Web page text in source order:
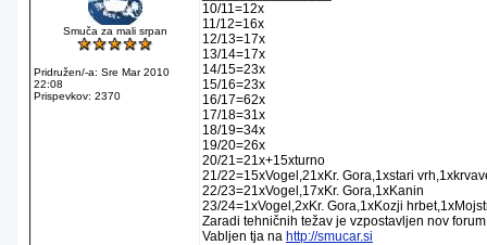
Smuča za mali srpan
Pridružen/-a: Sre Mar 2010
22:08
Prispevkov: 2370
10/11=12x
11/12=16x
12/13=17x
13/14=17x
14/15=23x
15/16=23x
16/17=62x
17/18=31x
18/19=34x
19/20=26x
20/21=21x+15xturno
21/22=15xVogel,21xKr. Gora,1xstari
22/23=21xVogel,17xKr. Gora,1xKanin
23/24=1xVogel,2xKr. Gora,1xKozji
Zaradi tehničnih težav je vzpostavljen nov
Vabljen tja na http://smucar.si